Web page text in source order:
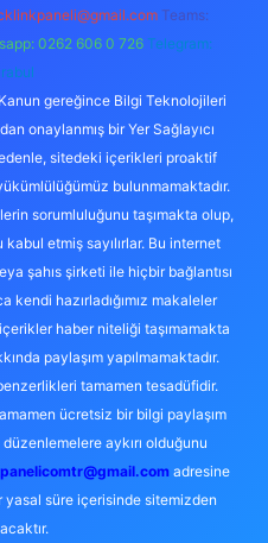
Teams:
0262 606 0 726 Telegram:
gereğince Bilgi Teknolojileri
onaylanmış bir Yer Sağlayıcı
sitedeki içerikleri proaktif
bulunmamaktadır.
sorumluluğunu taşımakta olup,
etmiş sayılırlar. Bu internet
şahıs şirketi ile hiçbir bağlantısı
kendi hazırladığımız makaleler
haber niteliği taşımamakta
paylaşım yapılmamaktadır.
tamamen tesadüfidir.
ücretsiz bir bilgi paylaşım
aykırı olduğunu
adresine
süre içerisinde sitemizden